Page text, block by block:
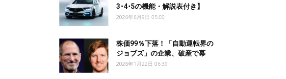
3･4･5の機能・解説表付き】
2026年6月9日 05:00
株価99％下落！「自動運転界の
ジョブズ」の企業、破産で幕
2026年1月22日 06:39